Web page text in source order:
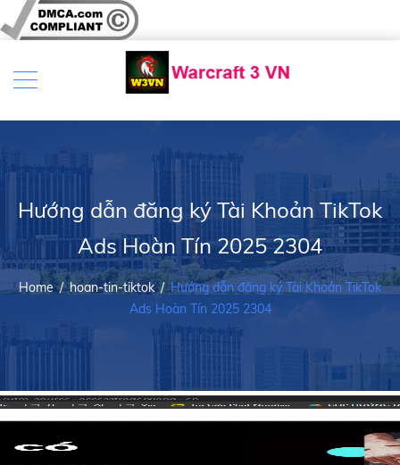
Hướng dẫn đăng ký Tài Khoản TikTok
Ads Hoàn Tín 2025 2304
Home /hoan-tin-tiktok / Hướng dẫn đăng ký Tài Khoản TikTok
Ads Hoàn Tín 2025 2304